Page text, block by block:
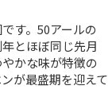
す。50アールの
とほぼ同じ先月
かな味が特徴の
が最盛期を迎えて